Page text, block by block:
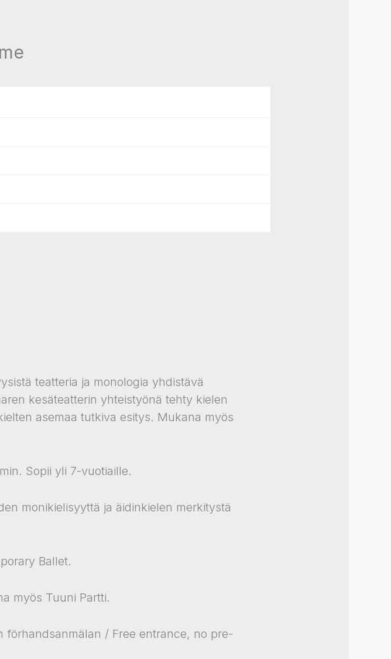
teatteria ja monologia yhdistävä
kesäteatterin yhteistyönä tehty kielen
asemaa tutkiva esitys. Mukana myös
Sopii yli 7-vuotiaille.
monikielisyyttä ja äidinkielen merkitystä
Ballet.
myös Tuuni Partti.
förhandsanmälan / Free entrance, no pre-